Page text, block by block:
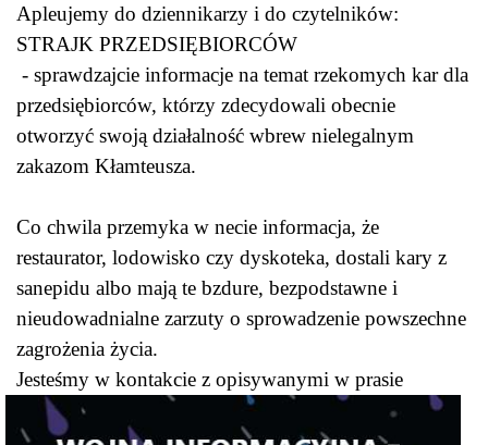
Apleujemy do dziennikarzy i do czytelników:
STRAJK PRZEDSIĘBIORCÓW
- sprawdzajcie informacje na temat rzekomych kar dla
przedsiębiorców, którzy zdecydowali obecnie
otworzyć swoją działalność wbrew nielegalnym
zakazom Kłamteusza.
Co chwila przemyka w necie informacja, że
restaurator, lodowisko czy dyskoteka, dostali kary z
sanepidu albo mają te bzdure, bezpodstawne i
nieudowadnialne zarzuty o sprowadzenie powszechne
zagrożenia życia.
Jesteśmy w kontakcie z opisywanymi w prasie